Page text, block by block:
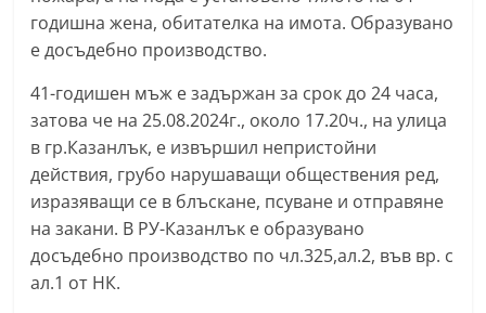
т
а
р
а
З
а
г
о
р
годишна жена, обитателка на имота. Образувано
е досъдебно производство.
41-годишен мъж е задържан за срок до 24 часа,
затова че на 25.08.2024г., около 17.20ч., на улица
в гр.Казанлък, е извършил непристойни
действия, грубо нарушаващи обществения ред,
изразяващи се в блъскане, псуване и отправяне
на закани. В РУ-Казанлък е образувано
досъдебно производство по чл.325,ал.2, във вр. с
ал.1 от НК.